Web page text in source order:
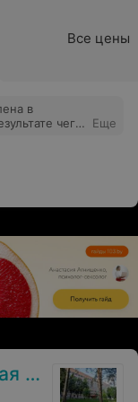
Все цены
в
чего
и
извинения.
Еще
№3